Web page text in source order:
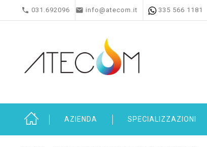
 031.692096  info@atecom.it 335 566 1181
AZIENDA SPECIALIZZAZIONI